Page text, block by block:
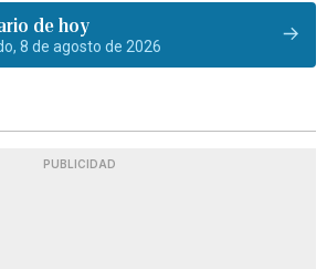
de hoy
8 de agosto de 2026
PUBLICIDAD